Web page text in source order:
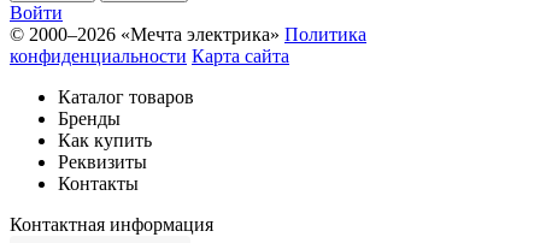
Войти
© 2000–2026 «Мечта электрика» Политика
конфиденциальности Карта сайта
Каталог товаров
Бренды
Как купить
Реквизиты
Контакты
Контактная информация